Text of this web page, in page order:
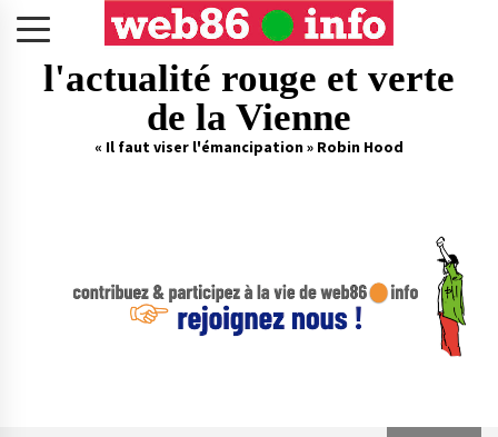
l'actualité rouge et verte
de la Vienne
« Il faut viser l'émancipation » Robin Hood